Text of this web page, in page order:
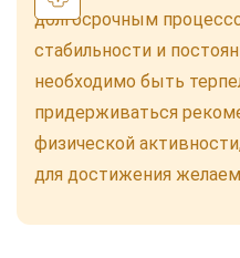
долгосрочным
стабильности и
необходимо быть
придерживаться
физической
для достижения